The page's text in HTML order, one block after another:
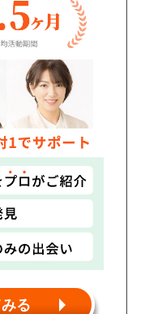
取得しております
る